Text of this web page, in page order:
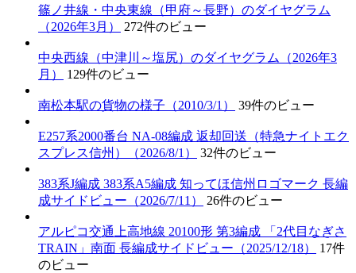
篠ノ井線・中央東線（甲府～長野）のダイヤグラム
（2026年3月）
272件のビュー
中央西線（中津川～塩尻）のダイヤグラム（2026年3
月）
129件のビュー
南松本駅の貨物の様子（2010/3/1） 39件のビュー
E257系2000番台 NA-08編成 返却回送（特急ナイトエク
スプレス信州）（2026/8/1）
32件のビュー
383系J編成 383系A5編成 知ってほ信州ロゴマーク 長編
成サイドビュー（2026/7/11）
26件のビュー
アルピコ交通上高地線 20100形 第3編成 「2代目なぎさ
TRAIN」南面 長編成サイドビュー（2025/12/18）
17件
のビュー